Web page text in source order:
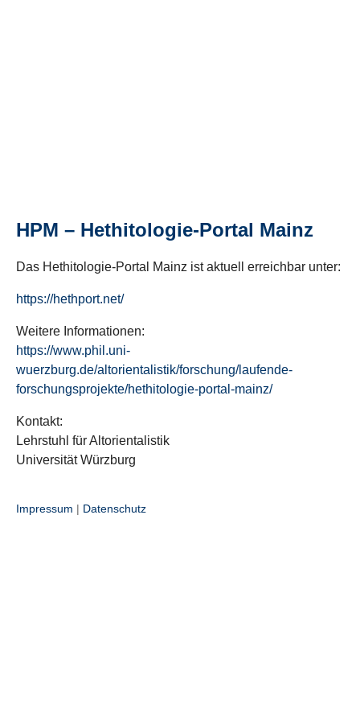
HPM – Hethitologie-Portal Mainz
Das Hethitologie-Portal Mainz ist aktuell erreichbar unter:
https://hethport.net/
Weitere Informationen:
https://www.phil.uni-
wuerzburg.de/altorientalistik/forschung/laufende-
forschungsprojekte/hethitologie-portal-mainz/
Kontakt:
Lehrstuhl für Altorientalistik
Universität Würzburg
Impressum | Datenschutz